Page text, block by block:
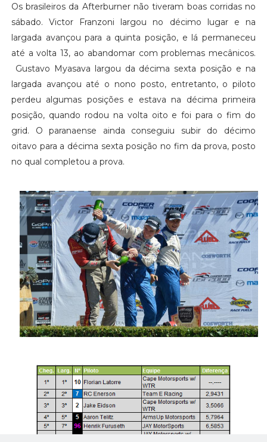
Os brasileiros da Afterburner não tiveram boas corridas no
sábado. Victor Franzoni largou no décimo lugar e na
largada avançou para a quinta posição, e lá permaneceu
até a volta 13, ao abandomar com problemas mecânicos.
Gustavo Myasava largou da décima sexta posição e na
largada avançou até o nono posto, entretanto, o piloto
perdeu algumas posições e estava na décima primeira
posição, quando rodou na volta oito e foi para o fim do
grid. O paranaense ainda conseguiu subir do décimo
oitavo para a décima sexta posição no fim da prova, posto
no qual completou a prova.